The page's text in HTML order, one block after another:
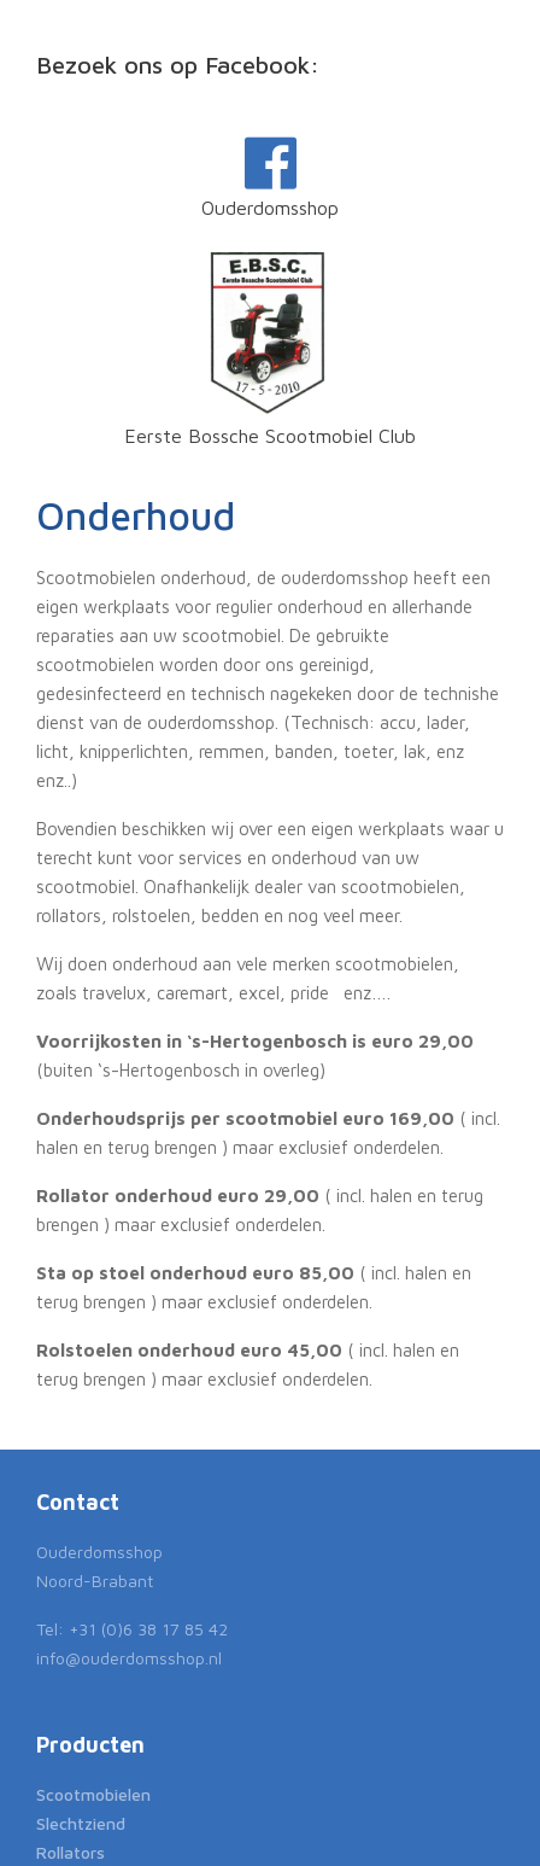
Bezoek ons op Facebook:
Ouderdomsshop
Eerste Bossche Scootmobiel Club
Onderhoud
Scootmobielen onderhoud, de ouderdomsshop heeft een
eigen werkplaats voor regulier onderhoud en allerhande
reparaties aan uw scootmobiel. De gebruikte
scootmobielen worden door ons gereinigd,
gedesinfecteerd en technisch nagekeken door de technishe
dienst van de ouderdomsshop. (Technisch: accu, lader,
licht, knipperlichten, remmen, banden, toeter, lak, enz
enz..)
Bovendien beschikken wij over een eigen werkplaats waar u
terecht kunt voor services en onderhoud van uw
scootmobiel. Onafhankelijk dealer van scootmobielen,
rollators, rolstoelen, bedden en nog veel meer.
Wij doen onderhoud aan vele merken scootmobielen,
zoals travelux, caremart, excel, pride enz….
Voorrijkosten in ‘s-Hertogenbosch is euro 29,00
(buiten ‘s-Hertogenbosch in overleg)
Onderhoudsprijs per scootmobiel euro 169,00 ( incl.
halen en terug brengen ) maar exclusief onderdelen.
Rollator onderhoud euro 29,00 ( incl. halen en terug
brengen ) maar exclusief onderdelen.
Sta op stoel onderhoud euro 85,00 ( incl. halen en
terug brengen ) maar exclusief onderdelen.
Rolstoelen onderhoud euro 45,00 ( incl. halen en
terug brengen ) maar exclusief onderdelen.
Contact
Ouderdomsshop
Noord-Brabant
Tel: +31 (0)6 38 17 85 42
info@ouderdomsshop.nl
Producten
Scootmobielen
Slechtziend
Rollators